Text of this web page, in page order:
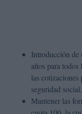
Introducción de
años para
las cotizaciones
seguridad social.
Mantener las